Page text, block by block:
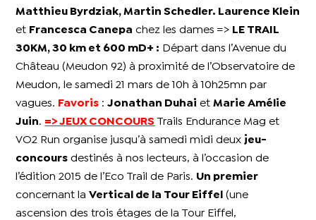
Matthieu Byrdziak, Martin Schedler. Laurence Klein
et Francesca Canepa chez les dames => LE TRAIL
30KM, 30 km et 600 mD+ :
Départ dans l’Avenue du
Château (Meudon 92) à proximité de l’Observatoire de
Meudon, le samedi 21 mars de 10h à 10h25mn par
vagues.
Favoris :Jonathan Duhai etMarie Amélie
Juin. => JEUX CONCOURS Trails Endurance Mag et
VO2 Run organise jusqu’à samedi midi deux jeu-
concours destinés à nos lecteurs, à l’occasion de
l’édition 2015 de l’Eco Trail de Paris. Un premier
concernant laVertical de la Tour Eiffel
(une
ascension des trois étages de la Tour Eiffel,